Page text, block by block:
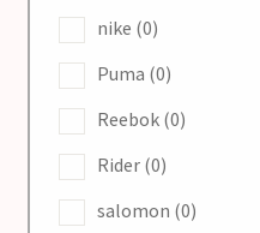
nike (0)
Puma (0)
Reebok (0)
Rider (0)
salomon (0)